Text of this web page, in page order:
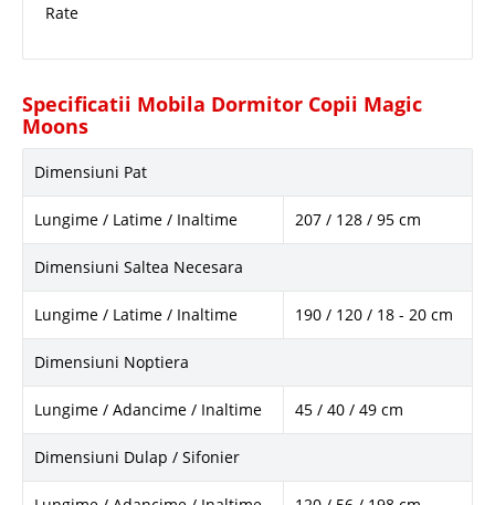
Rate
Specificatii Mobila Dormitor Copii Magic
Moons
Dimensiuni Pat
Lungime / Latime / Inaltime 207 / 128 / 95 cm
Dimensiuni Saltea Necesara
Lungime / Latime / Inaltime 190 / 120 / 18 - 20 cm
Dimensiuni Noptiera
Lungime / Adancime / Inaltime 45 / 40 / 49 cm
Dimensiuni Dulap / Sifonier